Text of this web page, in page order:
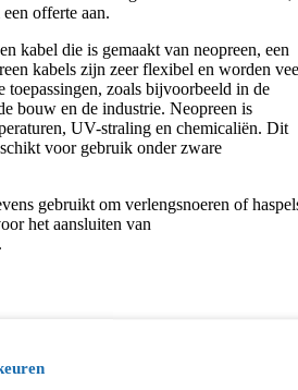
offerte aan.
kabel die is gemaakt van neopreen, een
kabels zijn zeer flexibel en worden
toepassingen, zoals bijvoorbeeld in de
bouw en de industrie. Neopreen is
UV-straling en chemicaliën. Dit
voor gebruik onder zware
gebruikt om verlengsnoeren of
het aansluiten van